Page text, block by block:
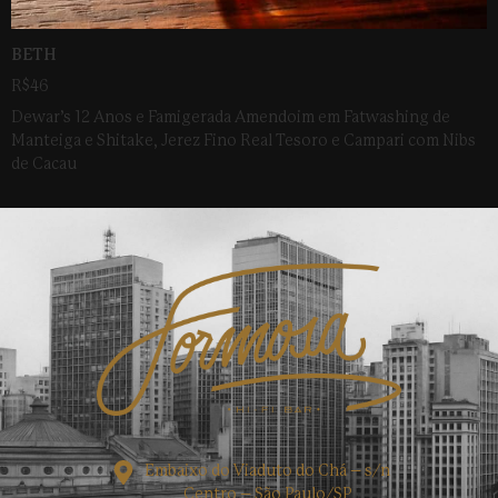
BETH
R$46
Dewar’s 12 Anos e Famigerada Amendoim em Fatwashing de
Manteiga e Shitake, Jerez Fino Real Tesoro e Campari com Nibs
de Cacau
Embaixo do Viaduto do Chá – s/n